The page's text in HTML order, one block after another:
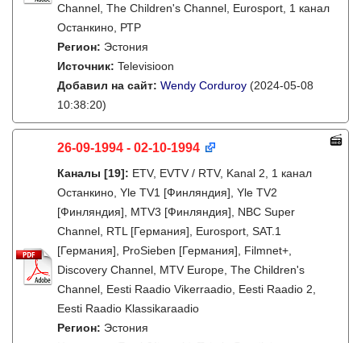
Channel, The Children's Channel, Eurosport, 1 канал
Останкино, РТР
Регион: Эстония
Источник: Televisioon
Добавил на сайт: Wendy Corduroy (2024-05-08
10:38:20)
26-09-1994 - 02-10-1994
Каналы [19]: ETV, EVTV / RTV, Kanal 2, 1 канал
Останкино, Yle TV1 [Финляндия], Yle TV2
[Финляндия], MTV3 [Финляндия], NBC Super
Channel, RTL [Германия], Eurosport, SAT.1
[Германия], ProSieben [Германия], Filmnet+,
Discovery Channel, MTV Europe, The Children's
Channel, Eesti Raadio Vikerraadio, Eesti Raadio 2,
Eesti Raadio Klassikaraadio
Регион: Эстония